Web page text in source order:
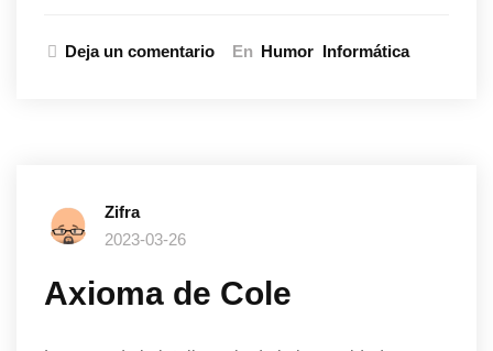
Deja un comentario En Humor Informática
Zifra
2023-03-26
Axioma de Cole